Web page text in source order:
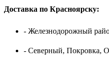
Доставка по Красноярску:
- Железнодорожный
- Северный, Покровка,